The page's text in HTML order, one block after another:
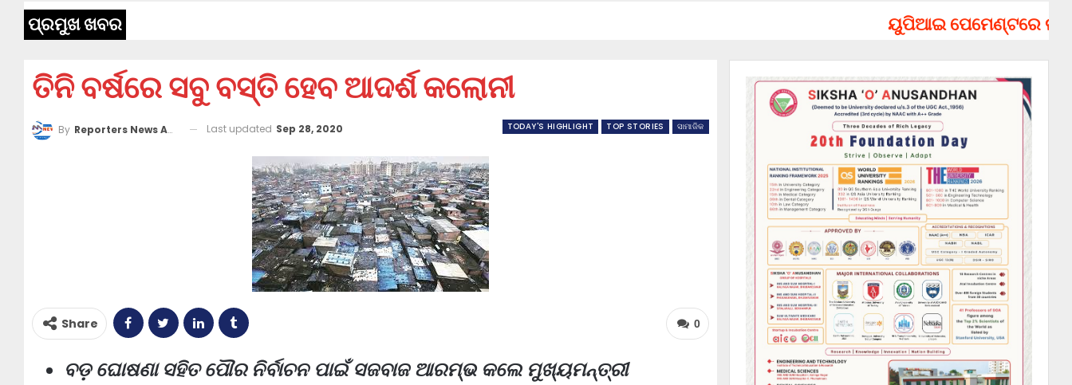
ପ୍ରମୁଖ ଖବର ୟୁପିଆଇ ପେମେଣ୍ଟରେ
ତିନି ବର୍ଷରେ ସବୁ ବସ୍ତି ହେବ ଆଦର୍ଶ କଲୋନୀ
TODAY'S HIGHLIGHT TOP STORIES ସାମାଜିକ
By Reporters News Agency Last updated Sep 28, 2020
0
Share
ବଡ଼ ଘୋଷଣା ସହିତ ପୌର ନିର୍ବାଚନ ପାଇଁ ସଜବାଜ ଆରମ୍ଭ କଲେ ମୁଖ୍ୟମନ୍ତ୍ରୀ